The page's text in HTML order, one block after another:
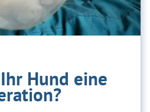
Hund eine